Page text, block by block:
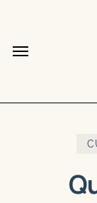
contenuto
Menu